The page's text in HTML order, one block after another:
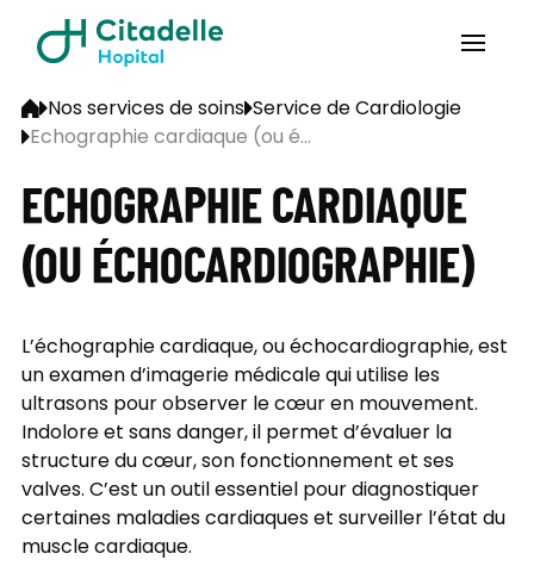
Nos services de soins Service de Cardiologie
Echographie cardiaque (ou é...
ECHOGRAPHIE CARDIAQUE
(OU ÉCHOCARDIOGRAPHIE)
L’échographie cardiaque, ou échocardiographie, est
un examen d’imagerie médicale qui utilise les
ultrasons pour observer le cœur en mouvement.
Indolore et sans danger, il permet d’évaluer la
structure du cœur, son fonctionnement et ses
valves. C’est un outil essentiel pour diagnostiquer
certaines maladies cardiaques et surveiller l’état du
muscle cardiaque.